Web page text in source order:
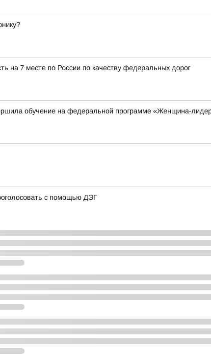
на 7 месте по России по качеству федеральных дорог
обучение на федеральной программе «Женщина-
с помощью ДЭГ